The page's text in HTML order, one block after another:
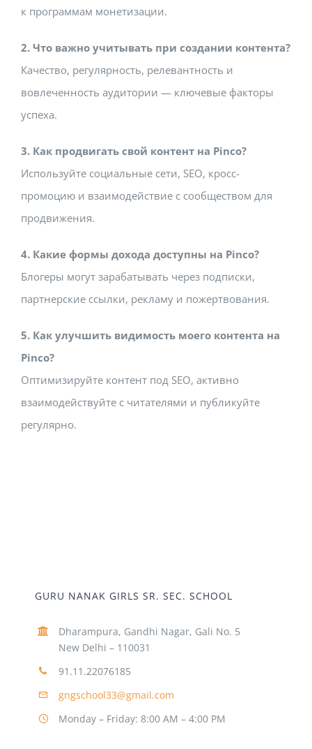
к программам монетизации.
2. Что важно учитывать при создании контента?
Качество, регулярность, релевантность и
вовлеченность аудитории — ключевые факторы
успеха.
3. Как продвигать свой контент на Pinco?
Используйте социальные сети, SEO, кросс-
промоцию и взаимодействие с сообществом для
продвижения.
4. Какие формы дохода доступны на Pinco?
Блогеры могут зарабатывать через подписки,
партнерские ссылки, рекламу и пожертвования.
5. Как улучшить видимость моего контента на
Pinco?
Оптимизируйте контент под SEO, активно
взаимодействуйте с читателями и публикуйте
регулярно.
GURU NANAK GIRLS SR. SEC. SCHOOL
Dharampura, Gandhi Nagar, Gali No. 5
New Delhi – 110031
91.11.22076185
gngschool33@gmail.com
Monday – Friday: 8:00 AM – 4:00 PM